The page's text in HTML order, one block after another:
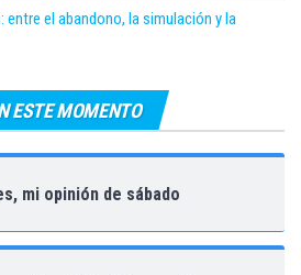
entre el abandono, la simulación y la
ESTE MOMENTO
mi opinión de sábado